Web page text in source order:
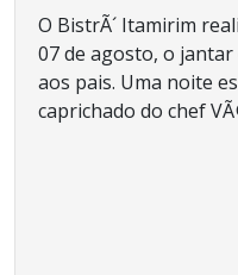
O BistrÃ´ Itamirim
07 de agosto, o
aos pais. Uma noite
caprichado do chef